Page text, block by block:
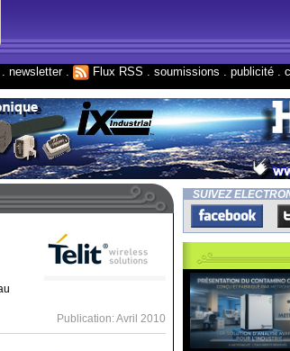
newsletter. Flux RSS soumissions publicité
Publication: Avril 2010
SUIVEZ